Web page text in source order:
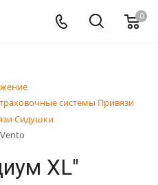
0
системы Привязи
Сидушки
XL"